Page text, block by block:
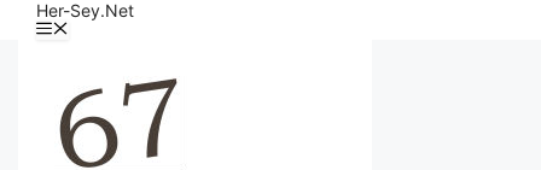
Her-Sey.Net